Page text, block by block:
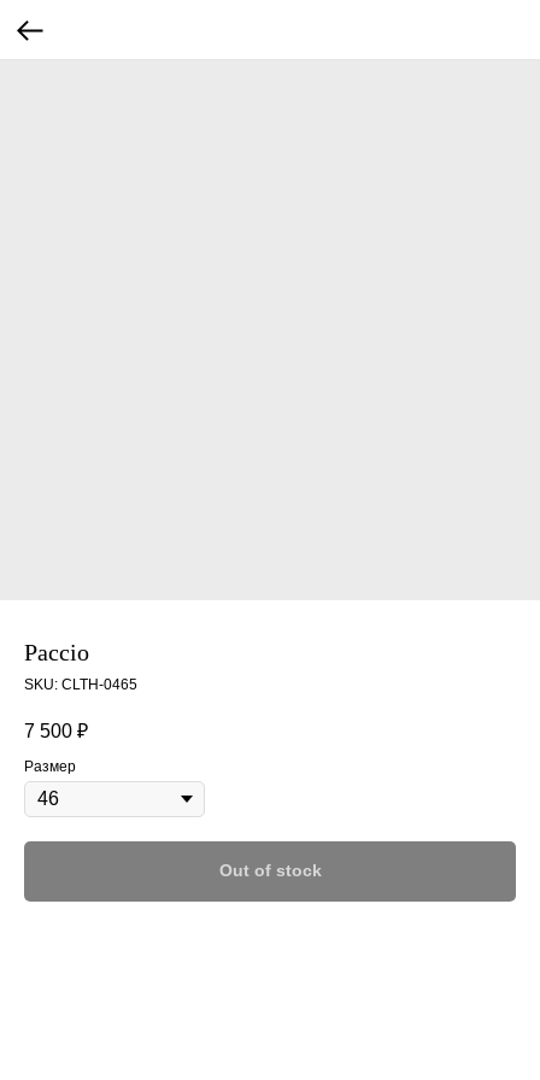
Paccio
SKU: CLTH-0465
7 500 ₽
Размер
Out of stock